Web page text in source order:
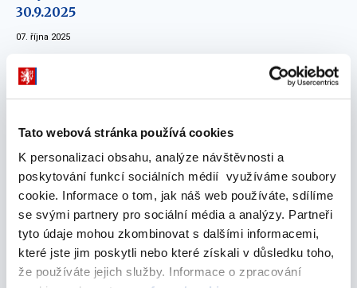
Tato webová stránka používá cookies
K personalizaci obsahu, analýze návštěvnosti a
poskytování funkcí sociálních médií využíváme soubory
cookie. Informace o tom, jak náš web používáte, sdílíme
se svými partnery pro sociální média a analýzy. Partneři
tyto údaje mohou zkombinovat s dalšími informacemi,
které jste jim poskytli nebo které získali v důsledku toho,
že používáte jejich služby. Informace o zpracování
30.9.2025
07. října 2025
Majetkové účasti Ministerstva financí ke dni
Majetkové účasti Ministerstva financí ke dni
31.7.2025
04. srpna 2025
Majetkové účasti Ministerstva financí ke dni
30.6.2025
04. července 2025